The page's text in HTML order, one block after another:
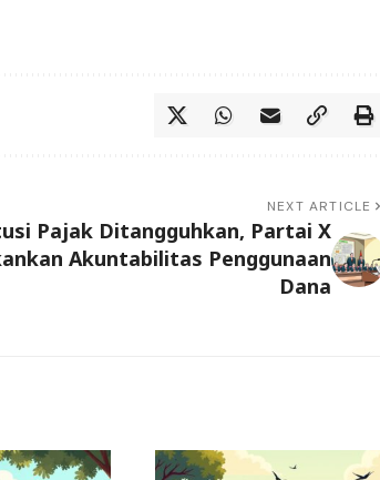
NEXT ARTICLE
Pajak Ditangguhkan, Partai X
Akuntabilitas Penggunaan
Dana